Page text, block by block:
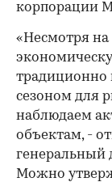
корпорации
«Несмотря
традиционно
сезоном для
наблюдаем
объектам, -
генеральный
Можно